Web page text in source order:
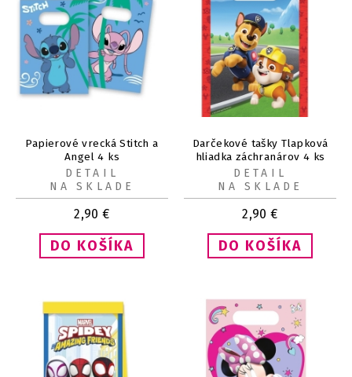
Papierové vrecká Stitch a
Angel 4 ks
2,90 €
DETAIL
NA SKLADE
Darčekové tašky Tlapková
hliadka záchranárov 4 ks
2,90 €
DETAIL
NA SKLADE